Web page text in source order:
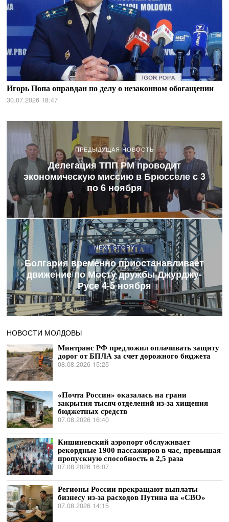
Игорь Попа оправдан по делу о незаконном обогащении
30.07.2026 18:47
ПРЕДЫДУЩАЯ НОВОСТЬ
Делегация ТПП РМ проводит
экономическую миссию в Брюсселе с 3
по 6 ноября
NEXT STORY
Болгария временно приостанавливает
движение по Мосту дружбы Джурджу-
Русе 4-5 ноября
НОВОСТИ МОЛДОВЫ
Минтранс РФ предложил оплачивать защиту
дорог от БПЛА за счет дорожного бюджета
08.08.2026 15:25
«Почта России» оказалась на грани
закрытия тысяч отделений из-за хищения
бюджетных средств
07.08.2026 16:40
Кишиневский аэропорт обслуживает
рекордные 1900 пассажиров в час, превышая
пропускную способность в 2,5 раза
07.08.2026 16:07
Регионы России прекращают выплаты
бизнесу из-за расходов Путина на «СВО»
07.08.2026 14:15